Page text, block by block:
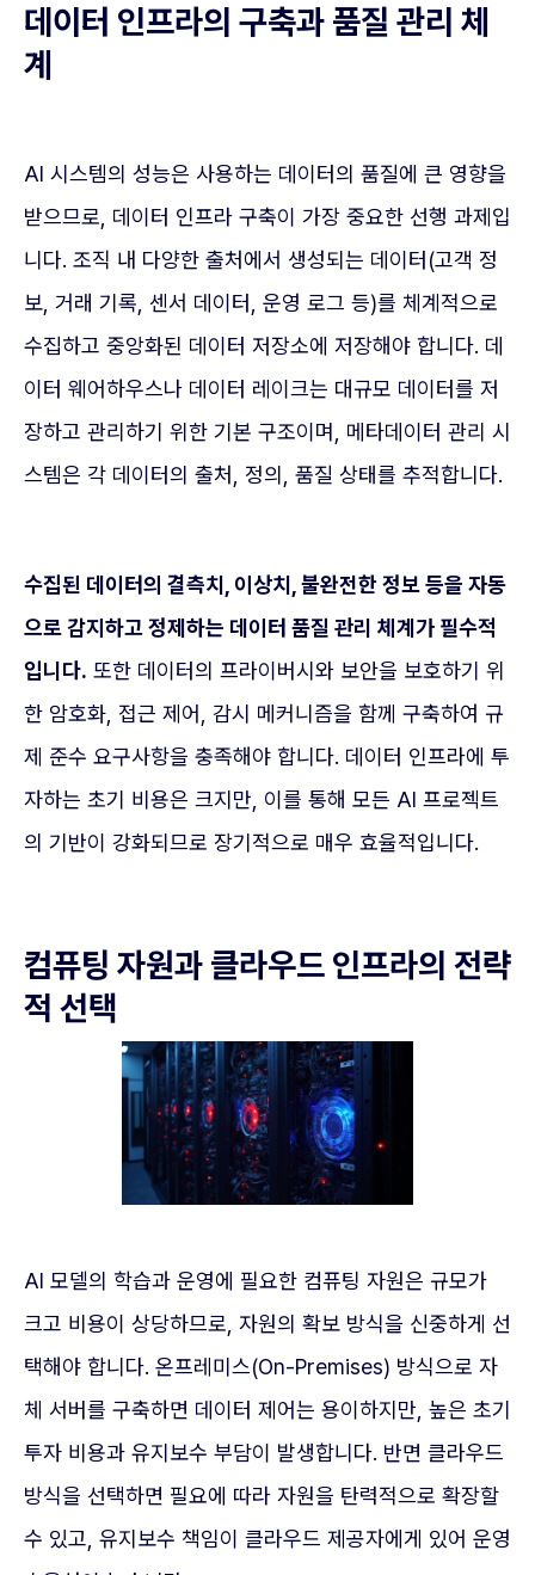
데이터 인프라의 구축과 품질 관리 체
계
AI 시스템의 성능은 사용하는 데이터의 품질에 큰 영향을
받으므로, 데이터 인프라 구축이 가장 중요한 선행 과제입
니다. 조직 내 다양한 출처에서 생성되는 데이터(고객 정
보, 거래 기록, 센서 데이터, 운영 로그 등)를 체계적으로
수집하고 중앙화된 데이터 저장소에 저장해야 합니다. 데
이터 웨어하우스나 데이터 레이크는 대규모 데이터를 저
장하고 관리하기 위한 기본 구조이며, 메타데이터 관리 시
스템은 각 데이터의 출처, 정의, 품질 상태를 추적합니다.
수집된 데이터의 결측치, 이상치, 불완전한 정보 등을 자동
으로 감지하고 정제하는 데이터 품질 관리 체계가 필수적
입니다. 또한 데이터의 프라이버시와 보안을 보호하기 위
한 암호화, 접근 제어, 감시 메커니즘을 함께 구축하여 규
제 준수 요구사항을 충족해야 합니다. 데이터 인프라에 투
자하는 초기 비용은 크지만, 이를 통해 모든 AI 프로젝트
의 기반이 강화되므로 장기적으로 매우 효율적입니다.
컴퓨팅 자원과 클라우드 인프라의 전략
적 선택
AI 모델의 학습과 운영에 필요한 컴퓨팅 자원은 규모가
크고 비용이 상당하므로, 자원의 확보 방식을 신중하게 선
택해야 합니다. 온프레미스(On-Premises) 방식으로 자
체 서버를 구축하면 데이터 제어는 용이하지만, 높은 초기
투자 비용과 유지보수 부담이 발생합니다. 반면 클라우드
방식을 선택하면 필요에 따라 자원을 탄력적으로 확장할
수 있고, 유지보수 책임이 클라우드 제공자에게 있어 운영